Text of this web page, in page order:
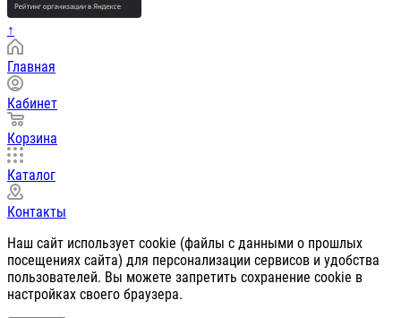
↑
Главная
Кабинет
Корзина
Каталог
Контакты
Наш сайт использует cookie (файлы с данными о прошлых
посещениях сайта) для персонализации сервисов и удобства
пользователей. Вы можете запретить сохранение cookie в
настройках своего браузера.